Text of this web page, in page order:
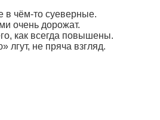
в чём-то суеверные.
очень дорожат.
как всегда повышены.
лгут, не пряча взгляд.